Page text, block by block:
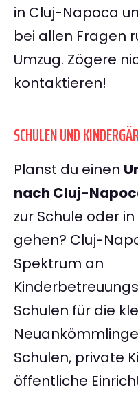
in Cluj-Napoca
bei allen Fragen
Umzug. Zögere
kontaktieren!
SCHULEN UND
Planst du einen
nach Cluj-
zur Schule oder
gehen? Cluj-
Spektrum an
Schulen für die
Schulen, private
öffentliche